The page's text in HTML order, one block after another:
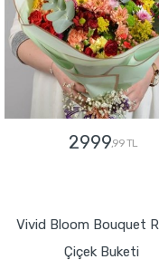
2999,99 TL
Vivid Bloom Bouquet
Çiçek Buketi